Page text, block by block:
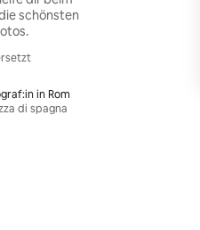
schönsten
in Rom
di spagna